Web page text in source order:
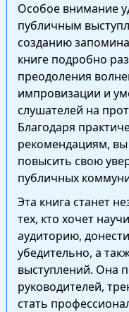
Особое внимание
публичным
созданию
книге подробно
преодоления
импровизации и
слушателей на
Благодаря
рекомендациям,
повысить свою
публичных
Эта книга станет
тех, кто хочет
аудиторию,
убедительно, а
выступлений. Она
руководителей,
стать